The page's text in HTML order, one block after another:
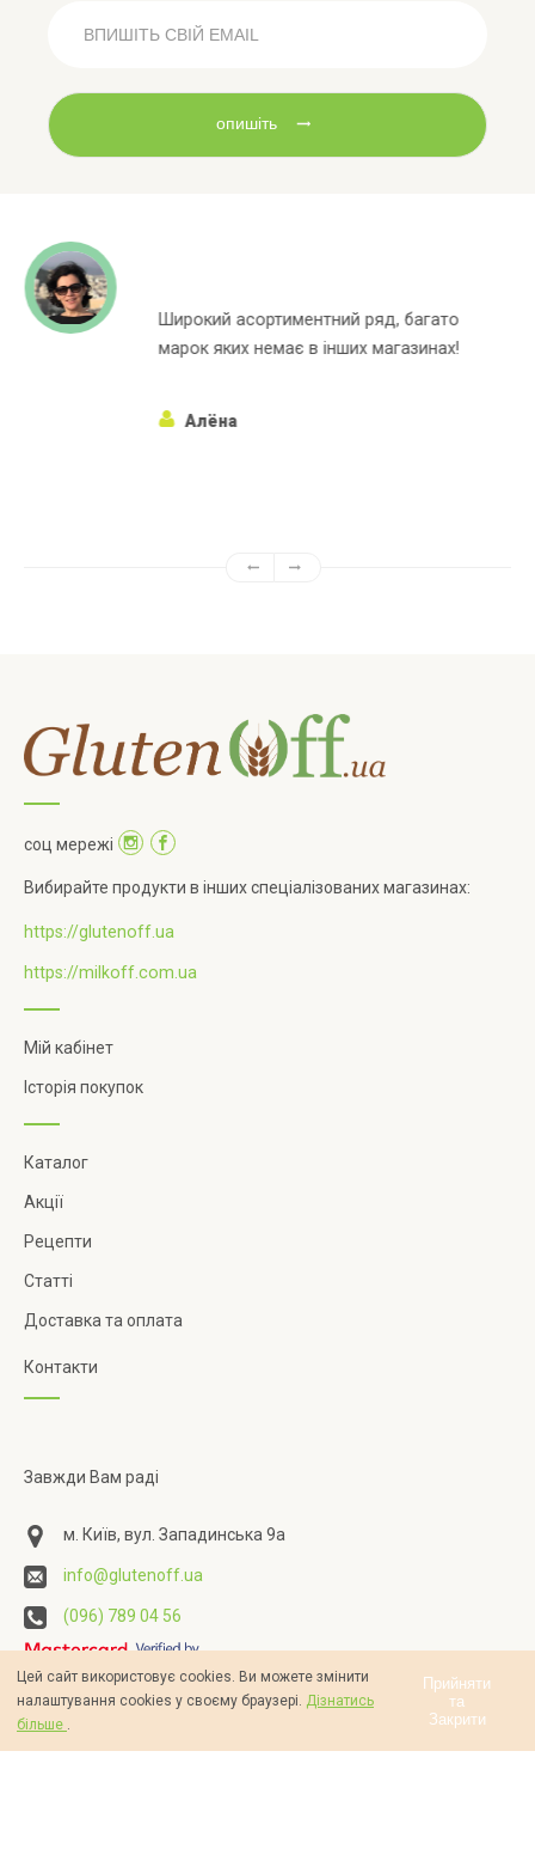
опишіть
Широкий асортиментний ряд, багато
марок яких немає в інших магазинах!
Алёна
соц мережі
Вибирайте продукти в інших спеціалізованих магазинах:
https://glutenoff.ua
https://milkoff.com.ua
Мій кабінет
Історія покупок
Каталог
Акції
Рецепти
Статті
Доставка та оплата
Контакти
Завжди Вам раді
м. Київ, вул. Западинська 9а
info@glutenoff.ua
(096) 789 04 56
Цей сайт використовує cookies. Ви можете змінити
налаштування cookies у своєму браузері. Дізнатись
більше .
Прийняти
та
Закрити